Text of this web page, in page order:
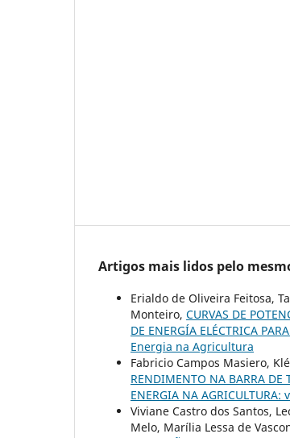
Artigos mais lidos pelo
Erialdo de Oliveira Feitosa,
Monteiro, CURVAS DE
DE ENERGÍA ELÉCTRICA
Energia na Agricultura
Fabricio Campos Masiero,
RENDIMENTO NA BARRA DE
ENERGIA NA
Viviane Castro dos Santos,
Melo, Marília Lessa de